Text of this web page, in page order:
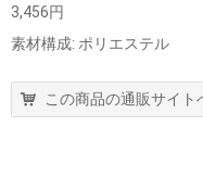
3,456円
素材構成: ポリエステル
この商品の通販サイト